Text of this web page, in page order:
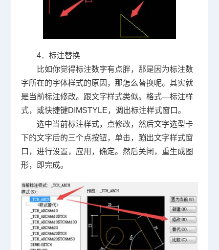
4．标注替换
比如你觉得标注数字有点胖，那是因为标注数
字所在的字体样式的原因，那怎么替换呢。其实就
是当前标注修改。跟文字样式类似。格式—标注样
式，或快捷键DIMSTYLE，调出标注样式窗口。
选中当前标注样式，点修改，然后文字选型卡
下的文字后的三个点按钮，单击，蹦出文字样式窗
口，进行设置，应用，确定。然后关闭，重生成图
形，即完成。